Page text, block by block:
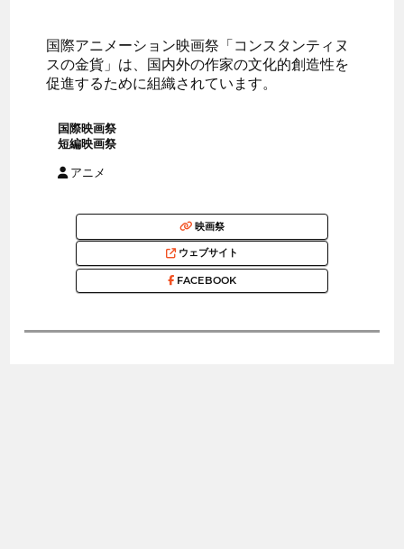
国際アニメーション映画祭「コンスタンティヌ
スの金貨」は、国内外の作家の文化的創造性を
促進するために組織されています。
国際映画祭
短編映画祭
アニメ
映画祭
ウェブサイト
FACEBOOK